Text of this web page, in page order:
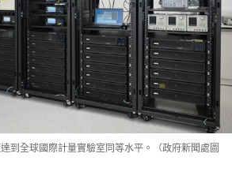
到全球國際計量實驗室同等水平。（政府新聞處圖